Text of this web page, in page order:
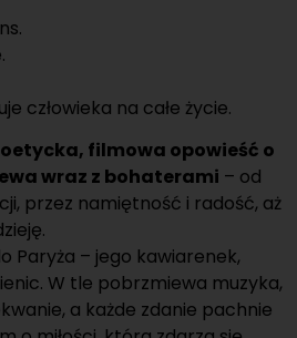
człowieka na całe życie.
filmowa opowieść o
wraz z bohaterami – od
przez namiętność i radość, aż
Paryża – jego kawiarenek,
W tle pobrzmiewa muzyka,
a każde zdanie pachnie